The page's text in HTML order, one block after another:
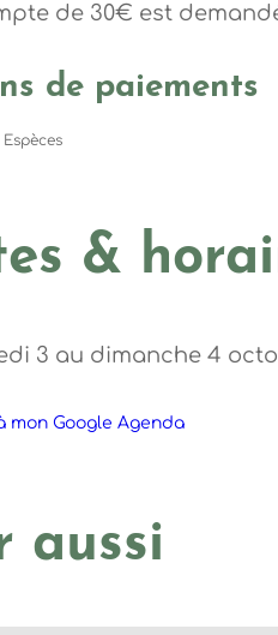
de 30€ est
de paiements
Espèces
&
3 au dimanche 4
mon Google Agenda
aussi